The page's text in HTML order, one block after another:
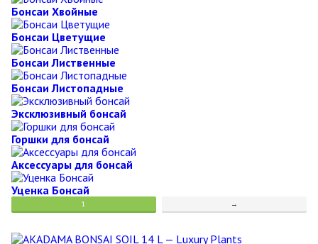
Бонсаи Хвойные
Бонсаи Цветущие
Бонсаи Лиственные
Бонсаи Листопадные
Эксклюзивный бонсай
Горшки для бонсай
Аксессуары для бонсай
Уценка Бонсай
1 →